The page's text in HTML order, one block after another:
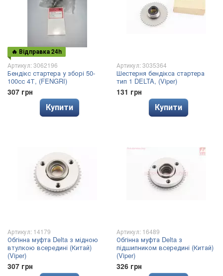
🔥 Відправка 24h
Артикул: 3062196
Бендікс стартера у зборі 50-
100сс 4Т, (FENGRI)
307 грн
Купити
Артикул: 3035364
Шестерня бендікса стартера
тип 1 DELTA, (Viper)
131 грн
Купити
Артикул: 14179
Обгінна муфта Delta з мідною
втулкою всередині (Китай)
(Viper)
307 грн
Артикул: 16489
Обгінна муфта Delta з
підшипником всередині (Китай)
(Viper)
326 грн